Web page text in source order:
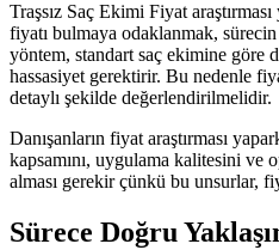
Traşsız Saç Ekimi Fiyat
fiyatı bulmaya odaklanmak,
yöntem, standart saç ekimine göre
hassasiyet gerektirir. Bu nedenle
detaylı şekilde değerlendirilmelidir.
Danışanların fiyat araştırması
kapsamını, uygulama kalitesini ve
alması gerekir çünkü bu unsurlar,
Sürece Doğru